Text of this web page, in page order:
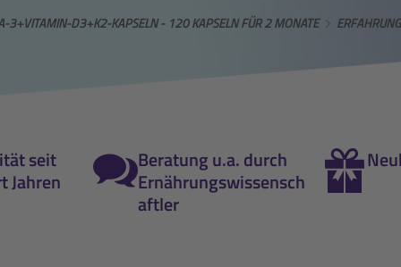
3+VITAMIN-D3+K2-KAPSELN - 120 KAPSELN FÜR 2 MONATE
seit
Jahren
Beratung u.a. durch
Ernährungswissensch
aftler